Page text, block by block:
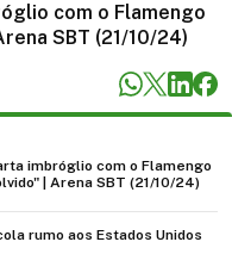
com o Flamengo
SBT (21/10/24)
imbróglio com o Flamengo
| Arena SBT (21/10/24)
rumo aos Estados Unidos